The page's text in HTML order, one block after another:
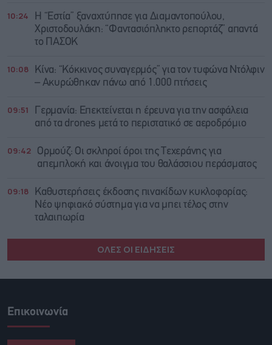
10:24
Η “Εστία” ξαναχτύπησε για Διαμαντοπούλου,
Χριστοδουλάκη: “Φαντασιόπληκτο ρεπορτάζ” απαντά
το ΠΑΣΟΚ
10:08
Κίνα: “Κόκκινος συναγερμός” για τον τυφώνα Ντόλφιν
– Ακυρώθηκαν πάνω από 1.000 πτήσεις
09:51
Γερμανία: Επεκτείνεται η έρευνα για την ασφάλεια
από τα drones μετά το περιστατικό σε αεροδρόμιο
09:42
Ορμούζ: Οι σκληροί όροι της Τεχεράνης για
απεμπλοκή και άνοιγμα του θαλάσσιου περάσματος
09:18
Καθυστερήσεις έκδοσης πινακίδων κυκλοφορίας:
Νέο ψηφιακό σύστημα για να μπει τέλος στην
ταλαιπωρία
ΟΛΕΣ ΟΙ ΕΙΔΗΣΕΙΣ
Επικοινωνία